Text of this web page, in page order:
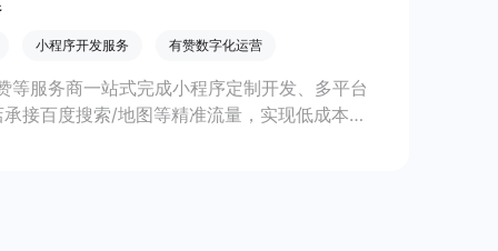
小程序开发服务 有赞数字化运营
服务商一站式完成小程序定制开发、多平台
接百度搜索/地图等精准流量，实现低成本获